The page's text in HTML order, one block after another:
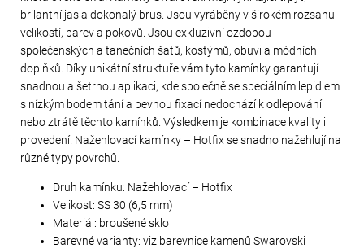
brilantní jas a dokonalý brus. Jsou vyráběny v širokém rozsahu
velikostí, barev a pokovů. Jsou exkluzivní ozdobou
společenských a tanečních šatů, kostýmů, obuvi a módních
doplňků. Díky unikátní struktuře vám tyto kamínky garantují
snadnou a šetrnou aplikaci, kde společně se speciálním lepidlem
s nízkým bodem tání a pevnou fixací nedochází k odlepování
nebo ztrátě těchto kamínků. Výsledkem je kombinace kvality i
provedení. Nažehlovací kamínky – Hotfix se snadno nažehlují na
různé typy povrchů.
Druh kamínku: Nažehlovací – Hotfix
Velikost: SS 30 (6,5 mm)
Materiál: broušené sklo
Barevné varianty: viz barevnice kamenů Swarovski